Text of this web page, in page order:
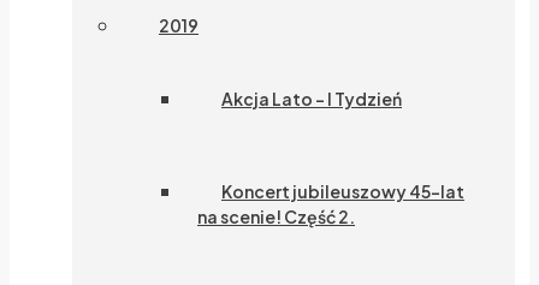
2019
Akcja Lato – I Tydzień
Koncert jubileuszowy 45-lat
na scenie! Część 2.